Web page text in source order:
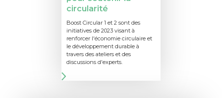
circularité
Boost Circular 1 et 2 sont des
initiatives de 2023 visant à
renforcer l'économie circulaire et
le développement durable à
travers des ateliers et des
discussions d'experts.